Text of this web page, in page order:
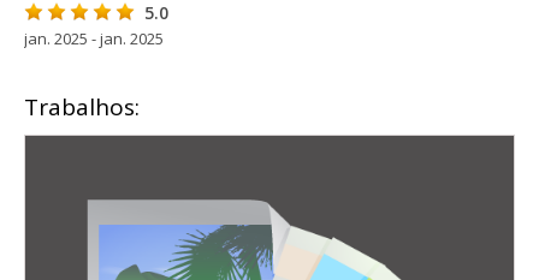
5.0
jan. 2025 - jan. 2025
Trabalhos: